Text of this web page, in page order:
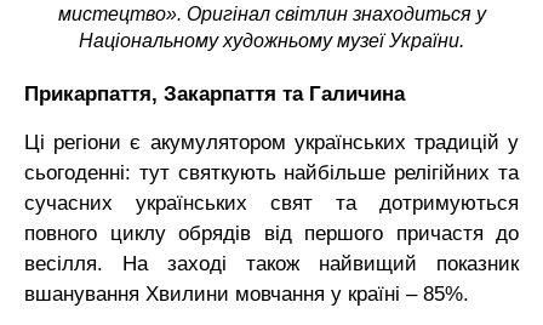
мистецтво». Оригінал світлин знаходиться у
Національному художньому музеї України.
Прикарпаття, Закарпаття та Галичина
Ці регіони є акумулятором українських традицій у
сьогоденні: тут святкують найбільше релігійних та
сучасних українських свят та дотримуються
повного циклу обрядів від першого причастя до
весілля. На заході також найвищий показник
вшанування Хвилини мовчання у країні – 85%.